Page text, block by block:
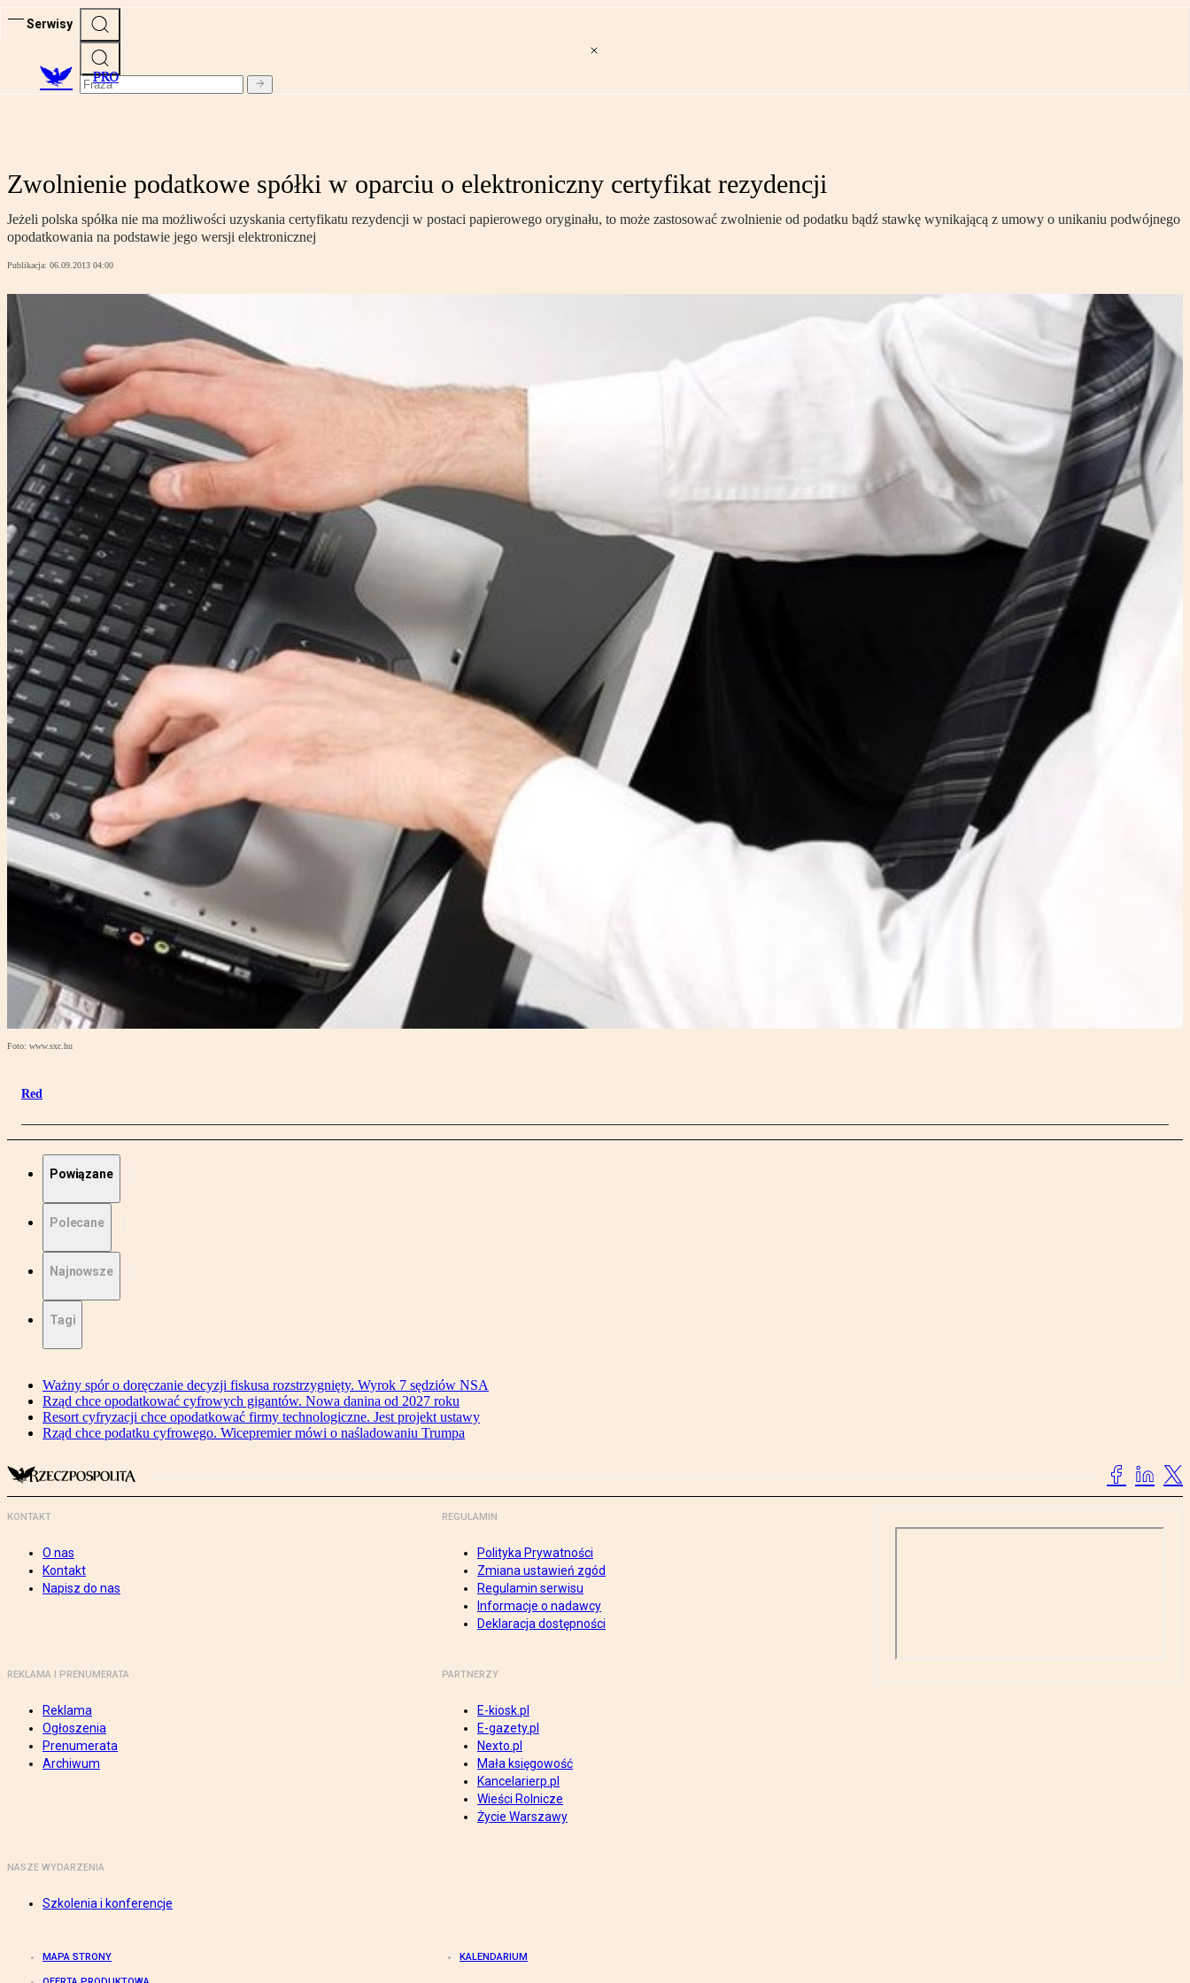
Serwisy
PRO
Zwolnienie podatkowe spółki w oparciu o elektroniczny certyfikat rezydencji
Jeżeli polska spółka nie ma możliwości uzyskania certyfikatu rezydencji w postaci papierowego oryginału, to może zastosować zwolnienie od podatku bądź stawkę wynikającą z umowy o unikaniu podwójnego
opodatkowania na podstawie jego wersji elektronicznej
Publikacja: 06.09.2013 04:00
Foto: www.sxc.hu
Red
Powiązane
Polecane
Najnowsze
Tagi
Ważny spór o doręczanie decyzji fiskusa rozstrzygnięty. Wyrok 7 sędziów NSA
Rząd chce opodatkować cyfrowych gigantów. Nowa danina od 2027 roku
Resort cyfryzacji chce opodatkować firmy technologiczne. Jest projekt ustawy
Rząd chce podatku cyfrowego. Wicepremier mówi o naśladowaniu Trumpa
KONTAKT
O nas
Kontakt
Napisz do nas
REGULAMIN
Polityka Prywatności
Zmiana ustawień zgód
Regulamin serwisu
Informacje o nadawcy
Deklaracja dostępności
REKLAMA I PRENUMERATA
Reklama
Ogłoszenia
Prenumerata
Archiwum
PARTNERZY
E-kiosk.pl
E-gazety.pl
Nexto.pl
Mała księgowość
Kancelarierp.pl
Wieści Rolnicze
Życie Warszawy
NASZE WYDARZENIA
Szkolenia i konferencje
MAPA STRONY KALENDARIUM